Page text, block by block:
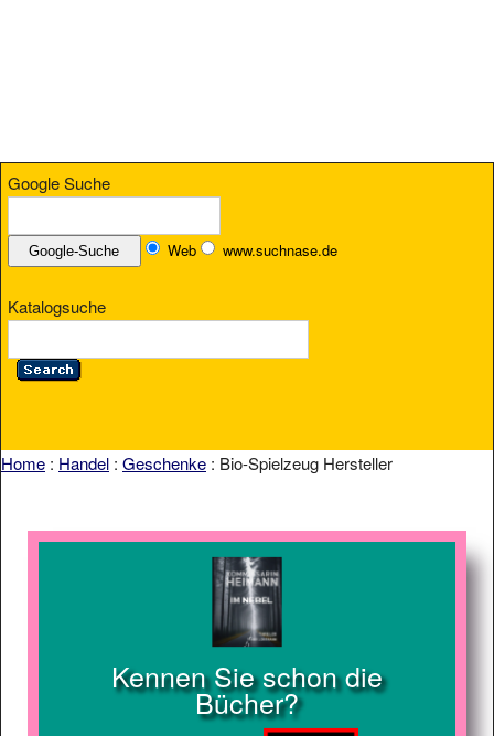
Google Suche
Web www.suchnase.de
Katalogsuche
Home : Handel : Geschenke : Bio-Spielzeug Hersteller
Kennen Sie schon die
Bücher?